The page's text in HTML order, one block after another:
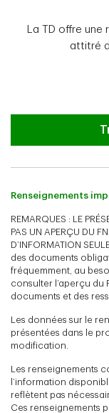
La TD offre
attitré
Renseignements
REMARQUES : LE
PAS UN APERÇU DU
D’INFORMATION
des documents
fréquemment, au
consulter l’aperçu du
documents et des
Les données sur le
présentées dans le
modification.
Les renseignements
l’information
reflètent pas
Ces renseignements